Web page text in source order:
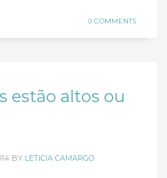
0 COMMENTS
estão altos ou
BY LETICIA CAMARGO